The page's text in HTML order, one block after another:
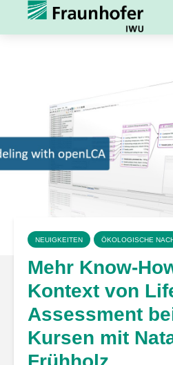
NEUIGKEITEN ÖKOLOGISCHE
Mehr Know-
Kontext von
Assessment
Kursen mit